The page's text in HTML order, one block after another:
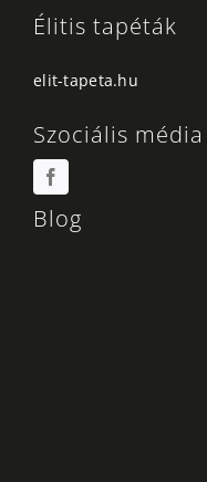
Élitis tapéták
elit-tapeta.hu
Szociális média
Blog